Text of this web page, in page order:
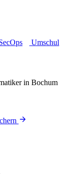
Umschul
in Bochum